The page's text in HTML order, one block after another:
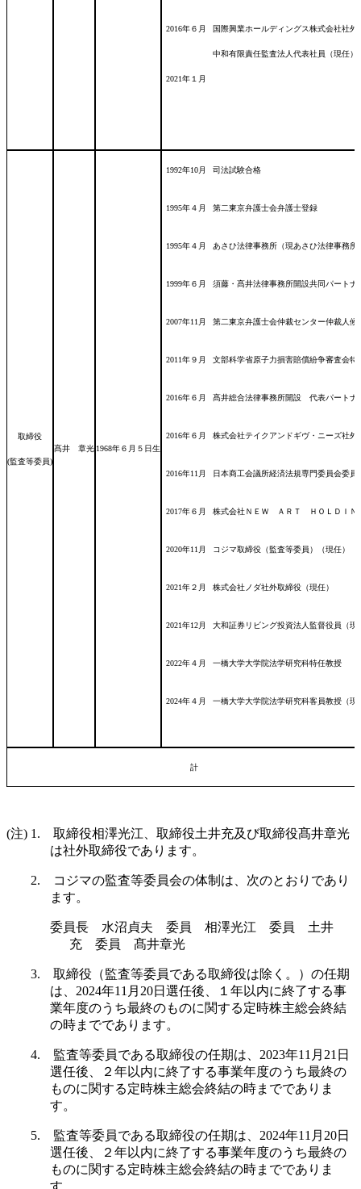
2016年６月
2021年１月
国際興業ホールディングス株式会社社外
中和有限責任監査法人代表社員（現任）
取締役
(監査等委員)
髙井 章光 1968年６月５日生
1992年10月 司法試験合格
1995年４月 第二東京弁護士会弁護士登録
1995年４月 あさひ法律事務所（現あさひ法律事務
1999年６月 須藤・髙井法律事務所開設共同パートナ
2007年11月 第二東京弁護士会仲裁センター仲裁人候
2011年９月 文部科学省原子力損害賠償紛争審査会特
2016年６月 髙井総合法律事務所開設 代表パートナ
2016年６月 株式会社テイクアンドギヴ・ニーズ社外
2016年11月 日本商工会議所経済法規専門委員会委員
2017年６月 株式会社ＮＥＷ ＡＲＴ ＨＯＬＤＩＮ
2020年11月 コジマ取締役（監査等委員）（現任）
2021年２月 株式会社ノダ社外取締役（現任）
2021年12月 大和証券リビング投資法人監督役員（現
2022年４月 一橋大学大学院法学研究科特任教授
2024年４月 一橋大学大学院法学研究科客員教授（現
計
(注) 1. 取締役相澤光江、取締役土井充及び取締役髙井章光
は社外取締役であります。
2. コジマの監査等委員会の体制は、次のとおりであり
ます。
委員長 水沼貞夫 委員 相澤光江 委員 土井
充 委員 髙井章光
3. 取締役（監査等委員である取締役は除く。）の任期
は、2024年11月20日選任後、１年以内に終了する事
業年度のうち最終のものに関する定時株主総会終結
の時までであります。
4. 監査等委員である取締役の任期は、2023年11月21日
選任後、２年以内に終了する事業年度のうち最終の
ものに関する定時株主総会終結の時まででありま
す。
5. 監査等委員である取締役の任期は、2024年11月20日
選任後、２年以内に終了する事業年度のうち最終の
ものに関する定時株主総会終結の時まででありま